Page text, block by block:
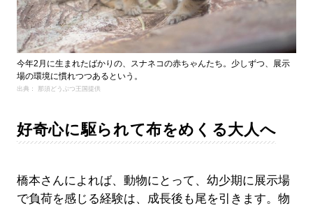
今年2月に生まれたばかりの、スナネコの赤ちゃんたち。少しずつ、展示
場の環境に慣れつつあるという。
出典： 那須どうぶつ王国提供
好奇心に駆られて布をめくる大人へ
橋本さんによれば、動物にとって、幼少期に展示場
で負荷を感じる経験は、成長後も尾を引きます。物